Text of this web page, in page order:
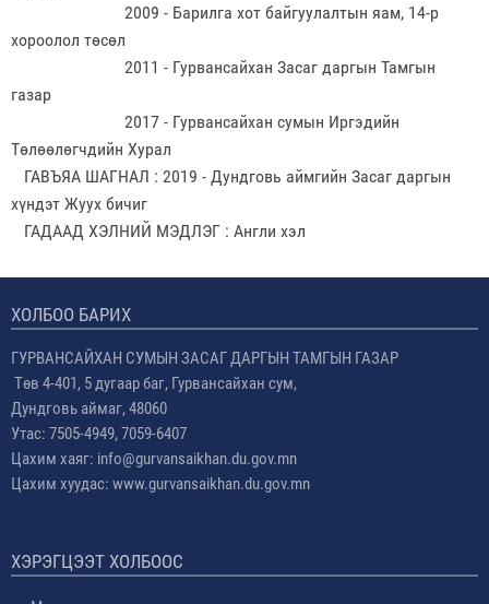
2009 - Барилга хот байгуулалтын яам, 14-р
хороолол төсөл
2011 - Гурвансайхан Засаг даргын Тамгын
газар
2017 - Гурвансайхан сумын Иргэдийн
Төлөөлөгчдийн Хурал
ГАВЪЯА ШАГНАЛ : 2019 - Дундговь аймгийн Засаг даргын
хүндэт Жуух бичиг
ГАДААД ХЭЛНИЙ МЭДЛЭГ : Англи хэл
ХОЛБОО БАРИХ
ГУРВАНСАЙХАН СУМЫН ЗАСАГ ДАРГЫН ТАМГЫН ГАЗАР
Төв 4-401, 5 дугаар баг, Гурвансайхан сум,
Дундговь аймаг, 48060
Утас: 7505-4949, 7059-6407
Цахим хаяг: info@gurvansaikhan.du.gov.mn
Цахим хуудас: www.gurvansaikhan.du.gov.mn
ХЭРЭГЦЭЭТ ХОЛБООС